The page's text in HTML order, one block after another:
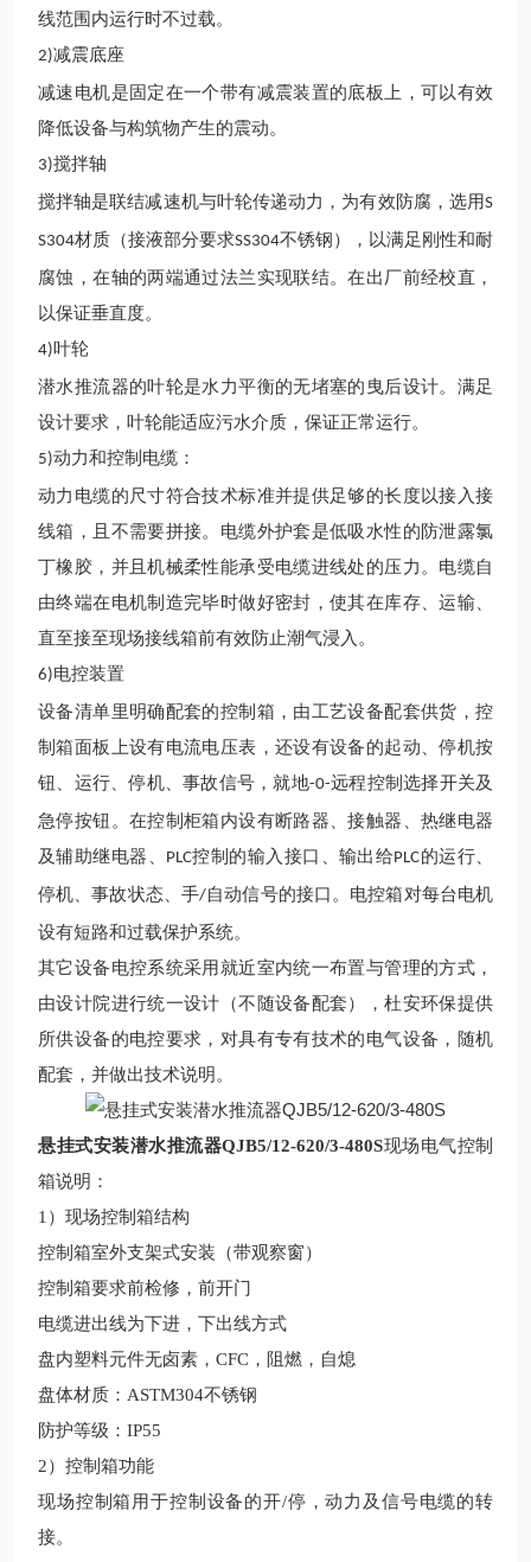
线范围内运行时不过载。
2)减震底座
减速电机是固定在一个带有减震装置的底板上，可以有效
降低设备与构筑物产生的震动。
3)搅拌轴
搅拌轴是联结减速机与叶轮传递动力，为有效防腐，选用S
S304材质（接液部分要求SS304不锈钢），以满足刚性和耐
腐蚀，在轴的两端通过法兰实现联结。在出厂前经校直，
以保证垂直度。
4) 叶轮
潜水推流器的叶轮是水力平衡的无堵塞的曳后设计。满足
设计要求，叶轮能适应污水介质，保证正常运行。
5)动力和控制电缆：
动力电缆的尺寸符合技术标准并提供足够的长度以接入接
线箱，且不需要拼接。电缆外护套是低吸水性的防泄露氯
丁橡胶，并且机械柔性能承受电缆进线处的压力。电缆自
由终端在电机制造完毕时做好密封，使其在库存、运输、
直至接至现场接线箱前有效防止潮气浸入。
6)电控装置
设备清单里明确配套的控制箱，由工艺设备配套供货，控
制箱面板上设有电流电压表，还设有设备的起动、停机按
钮、运行、停机、事故信号，就地-0-远程控制选择开关及
急停按钮。在控制柜箱内设有断路器、接触器、热继电器
及辅助继电器、 PLC控制的输入接口、输出给PLC的运行、
停机、事故状态、手/自动信号的接口。电控箱对每台电机
设有短路和过载保护系统。
其它设备电控系统采用就近室内统一布置与管理的方式，
由设计院进行统一设计（不随设备配套），杜安环保提供
所供设备的电控要求，对具有专有技术的电气设备，随机
配套，并做出技术说明 。
悬挂式安装潜水推流器QJB5/12-620/3-480S现场电气控制
箱说明：
1 ）现场控制箱结构
控制箱室外支架式安装（带观察窗）
控制箱要求前检修，前开门
电缆进出线为下进，下出线方式
盘内塑料元件无卤素， CFC ，阻燃，自熄
盘体材质： ASTM304不锈钢
防护等级： IP55
2） 控制箱功能
现场控制箱用于控制 设备的开/停，动力及信号电缆的转
接。